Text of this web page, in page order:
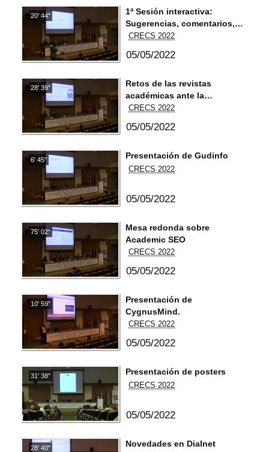
20' 44''
1ª Sesión interactiva:
Sugerencias, comentarios,
preguntas, respuestas,
CRECS 2022
05/05/2022
28' 39''
Retos de las revistas
académicas ante la
desinformación.
CRECS 2022
05/05/2022
6' 45'' Presentación de Gudinfo
CRECS 2022
05/05/2022
75' 02''
Mesa redonda sobre
Academic SEO
CRECS 2022
05/05/2022
10' 59''
Presentación de
CygnusMind.
CRECS 2022
05/05/2022
31' 38'' Presentación de posters
CRECS 2022
05/05/2022
28' 40'' Novedades en Dialnet